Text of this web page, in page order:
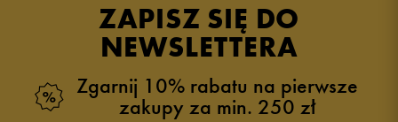
ZAPISZ SIĘ DO
NEWSLETTERA
Zgarnij 10% rabatu na pierwsze
zakupy za min. 250 zł